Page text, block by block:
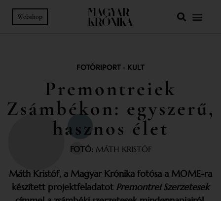
Webshop
FOTÓRIPORT - KULT
Premontreiek
Zsámbékon: egyszerű,
hasznos élet
FOTÓ: MÁTH KRISTÓF
Máth Kristóf, a Magyar Krónika fotósa a MOME-ra
készített projektfeladatot Premontrei Szerzetesek